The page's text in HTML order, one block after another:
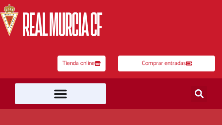
al
contenido
Tienda online Comprar entradas